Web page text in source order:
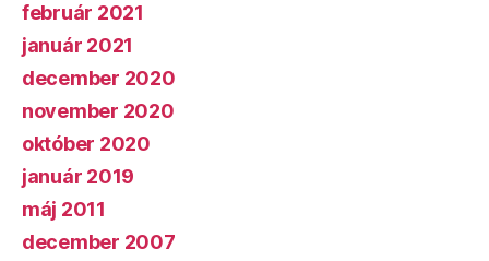
február 2021
január 2021
december 2020
november 2020
október 2020
január 2019
máj 2011
december 2007